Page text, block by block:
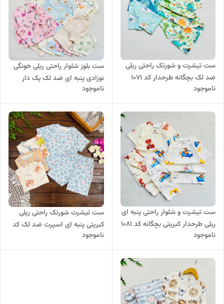
ست تیشرت و شورتک راحتی ریلی
ضد لک بچگانه طرحدار کد 1071
ناموجود
ست بلوز شلوار راحتی ریلی خونگی
نوزادی پنبه ای ضد لک پک دار
طرح فانتزی کد ۹۹۷
ناموجود
ست تیشرت و شلوار راحتی پنبه ای
ریلی طرحدار کبریتی بچگانه کد 1081
ناموجود
ست تیشرت شورتک راحتی ریلی
کبریتی پنبه ای اسپرت ضد لک کد
۶۷۲
ناموجود